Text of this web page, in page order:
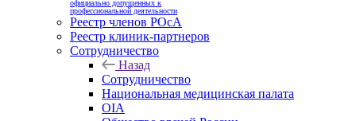
официально допущенных к
профессиональной деятельности
Реестр членов РОсА
Реестр клиник-партнеров
Сотрудничество
Назад
Сотрудничество
Национальная медицинская палата
OIA